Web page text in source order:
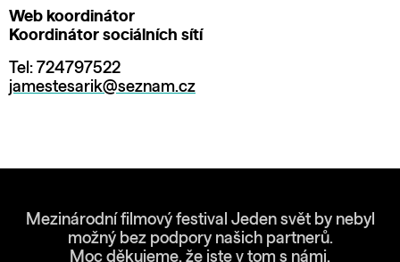
Web koordinátor
Koordinátor sociálních sítí
Tel: 724797522
jamestesarik@seznam.cz
Mezinárodní filmový festival Jeden svět by nebyl
možný bez podpory našich partnerů.
Moc děkujeme, že jste v tom s námi.